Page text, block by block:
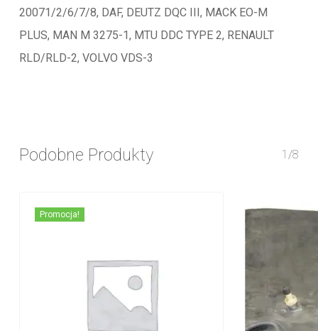
20071/2/6/7/8, DAF, DEUTZ DQC III, MACK EO-M
PLUS, MAN M 3275-1, MTU DDC TYPE 2, RENAULT
RLD/RLD-2, VOLVO VDS-3
Podobne Produkty 1/8
Promocja!